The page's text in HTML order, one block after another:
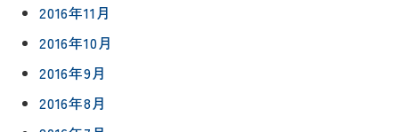
2016年11月
2016年10月
2016年9月
2016年8月